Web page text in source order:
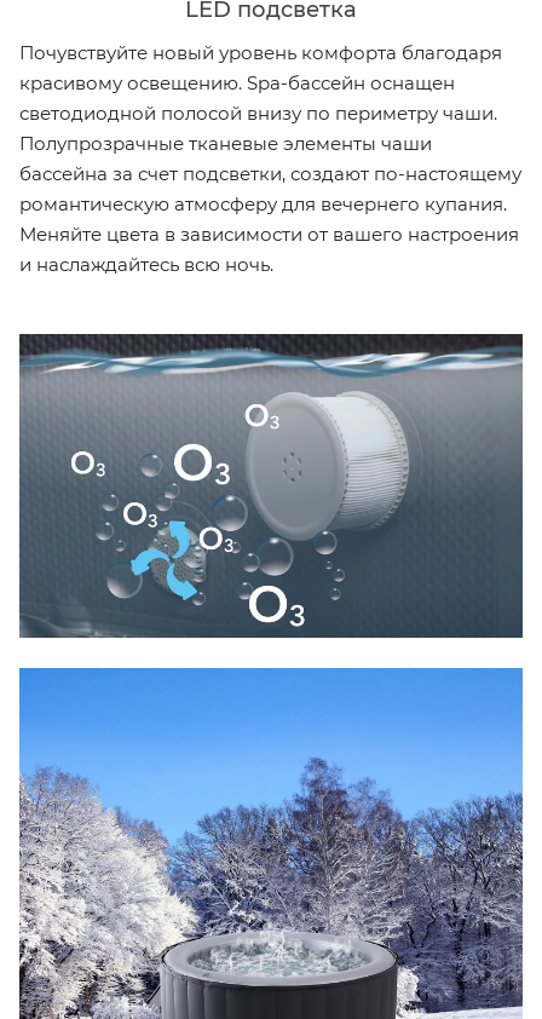
LED подсветка
Почувствуйте новый уровень комфорта благодаря
красивому освещению. Spa-бассейн оснащен
светодиодной полосой внизу по периметру чаши.
Полупрозрачные тканевые элементы чаши
бассейна за счет подсветки, создают по-настоящему
романтическую атмосферу для вечернего купания.
Меняйте цвета в зависимости от вашего настроения
и наслаждайтесь всю ночь.